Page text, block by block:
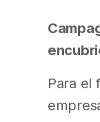
Para el